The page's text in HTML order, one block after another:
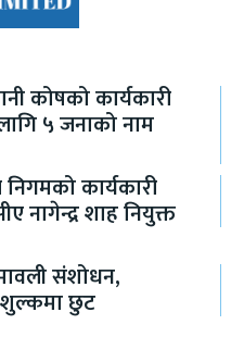
कोषको कार्यकारी
५ जनाको नाम
कार्यकारी
नागेन्द्र शाह नियुक्त
संशोधन,
शुल्कमा छुट